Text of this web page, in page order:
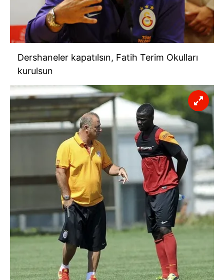
Dershaneler kapatılsın, Fatih Terim Okulları
kurulsun